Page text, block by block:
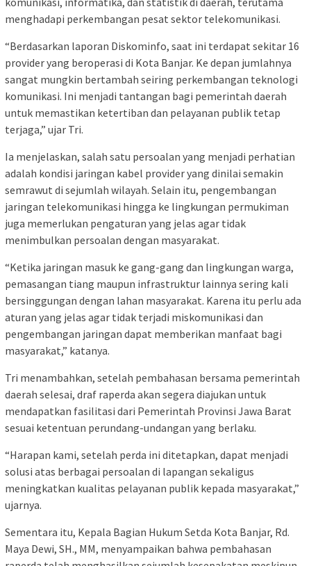
menghadapi perkembangan pesat sektor telekomunikasi.
“Berdasarkan laporan Diskominfo, saat ini terdapat sekitar 16
provider yang beroperasi di Kota Banjar. Ke depan jumlahnya
sangat mungkin bertambah seiring perkembangan teknologi
komunikasi. Ini menjadi tantangan bagi pemerintah daerah
untuk memastikan ketertiban dan pelayanan publik tetap
terjaga,” ujar Tri.
Ia menjelaskan, salah satu persoalan yang menjadi perhatian
adalah kondisi jaringan kabel provider yang dinilai semakin
semrawut di sejumlah wilayah. Selain itu, pengembangan
jaringan telekomunikasi hingga ke lingkungan permukiman
juga memerlukan pengaturan yang jelas agar tidak
menimbulkan persoalan dengan masyarakat.
“Ketika jaringan masuk ke gang-gang dan lingkungan warga,
pemasangan tiang maupun infrastruktur lainnya sering kali
bersinggungan dengan lahan masyarakat. Karena itu perlu ada
aturan yang jelas agar tidak terjadi miskomunikasi dan
pengembangan jaringan dapat memberikan manfaat bagi
masyarakat,” katanya.
Tri menambahkan, setelah pembahasan bersama pemerintah
daerah selesai, draf raperda akan segera diajukan untuk
mendapatkan fasilitasi dari Pemerintah Provinsi Jawa Barat
sesuai ketentuan perundang-undangan yang berlaku.
“Harapan kami, setelah perda ini ditetapkan, dapat menjadi
solusi atas berbagai persoalan di lapangan sekaligus
meningkatkan kualitas pelayanan publik kepada masyarakat,”
ujarnya.
Sementara itu, Kepala Bagian Hukum Setda Kota Banjar, Rd.
Maya Dewi, SH., MM, menyampaikan bahwa pembahasan